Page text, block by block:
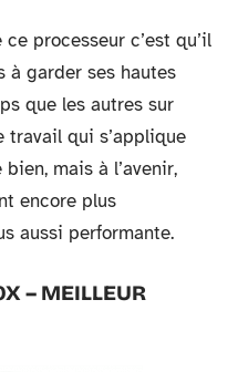
processeur c’est qu’il
à garder ses hautes
que les autres sur
travail qui s’applique
mais à l’avenir,
encore plus
aussi performante.
– MEILLEUR